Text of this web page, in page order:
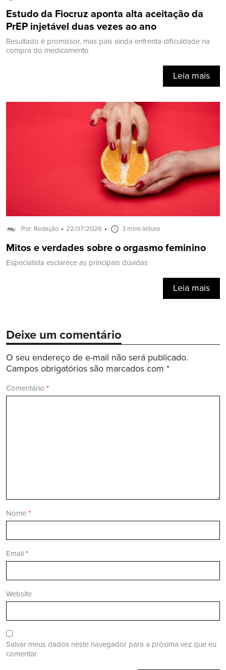
Estudo da Fiocruz aponta alta aceitação da
PrEP injetável duas vezes ao ano
Resultado é promissor, mas país ainda enfrenta dificuldade na
compra do medicamento
Leia mais
Por: Redação 22/07/2026 3 mins leitura
Mitos e verdades sobre o orgasmo feminino
Especialista esclarece as principais dúvidas
Leia mais
Deixe um comentário
O seu endereço de e-mail não será publicado.
Campos obrigatórios são marcados com *
Comentário *
Nome *
Email *
Website
Salvar meus dados neste navegador para a próxima vez que eu
comentar.